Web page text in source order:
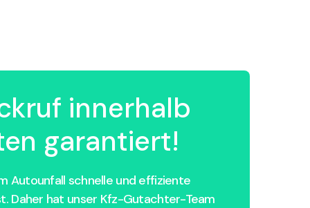
innerhalb
garantiert!
Autounfall schnelle und effiziente
Daher hat unser Kfz-Gutachter-Team